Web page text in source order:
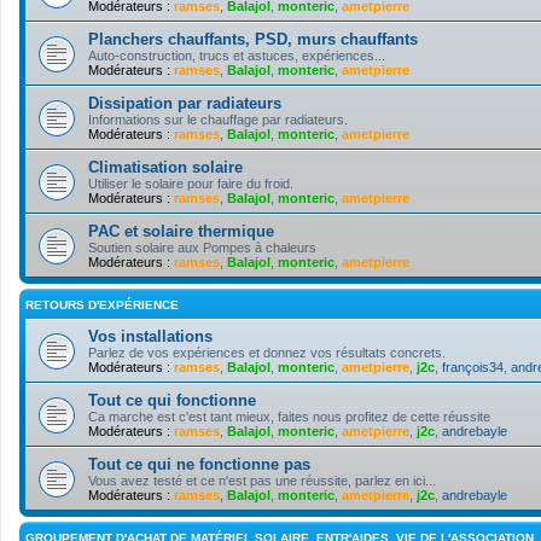
Modérateurs : ramses Balajol monteric ametpierre
Planchers chauffants, PSD, murs chauffants
Auto-construction, trucs et astuces, expériences...
Modérateurs : ramses Balajol monteric ametpierre
Dissipation par radiateurs
Informations sur le chauffage par radiateurs.
Modérateurs : ramses Balajol monteric ametpierre
Climatisation solaire
Utiliser le solaire pour faire du froid.
Modérateurs : ramses Balajol monteric ametpierre
PAC et solaire thermique
Soutien solaire aux Pompes à chaleurs
Modérateurs : ramses Balajol monteric ametpierre
RETOURS D'EXPÉRIENCE
Vos installations
Parlez de vos expériences et donnez vos résultats concrets.
Modérateurs : ramses Balajol monteric ametpierre j2c françois34
Tout ce qui fonctionne
Ca marche est c'est tant mieux, faites nous profitez de cette réussite
Modérateurs : ramses Balajol monteric ametpierre j2c andrebayle
Tout ce qui ne fonctionne pas
Vous avez testé et ce n'est pas une réussite, parlez en ici...
Modérateurs : ramses Balajol monteric ametpierre j2c andrebayle
GROUPEMENT D'ACHAT DE MATÉRIEL SOLAIRE, ENTR'AIDES, VIE DE L'ASSOCIATION,